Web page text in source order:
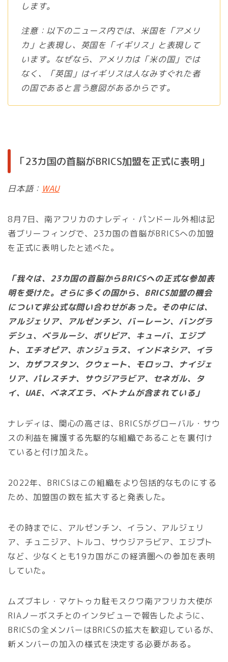
します。
注意：以下のニュース内では、米国を「アメリ
カ」と表現し、英国を「イギリス」と表現して
います。なぜなら、アメリカは「米の国」では
なく、「英国」はイギリスは人なみすぐれた者
の国であると言う意図があるからです。
「23カ国の首脳がBRICS加盟を正式に表明」
日本語： WAU
8月7日、南アフリカのナレディ・パンドール外相は記
者ブリーフィングで、23カ国の首脳がBRICSへの加盟
を正式に表明したと述べた。
「我々は、23カ国の首脳からBRICSへの正式な参加表
明を受けた。さらに多くの国から、BRICS加盟の機会
について非公式な問い合わせがあった。その中には、
アルジェリア、アルゼンチン、バーレーン、バングラ
デシュ、ベラルーシ、ボリビア、キューバ、エジプ
ト、エチオピア、ホンジュラス、インドネシア、イラ
ン、カザフスタン、クウェート、モロッコ、ナイジェ
リア、パレスチナ、サウジアラビア、セネガル、タ
イ、UAE、ベネズエラ、ベトナムが含まれている」
ナレディは、関心の高さは、BRICSがグローバル・サウ
スの利益を擁護する先駆的な組織であることを裏付け
ていると付け加えた。
2022年、BRICSはこの組織をより包括的なものにする
ため、加盟国の数を拡大すると発表した。
その時までに、アルゼンチン、イラン、アルジェリ
ア、チュニジア、トルコ、サウジアラビア、エジプト
など、少なくとも19カ国がこの経済圏への参加を表明
していた。
ムズブキレ・マケトゥカ駐モスクワ南アフリカ大使が
RIAノーボスチとのインタビューで報告したように、
BRICSの全メンバーはBRICSの拡大を歓迎しているが、
新メンバーの加入の様式を決定する必要がある。